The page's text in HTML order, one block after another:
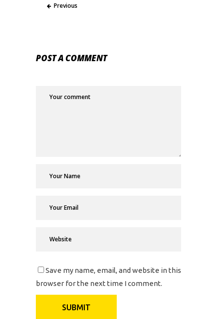
Previous
POST A COMMENT
Save my name, email, and website in this
browser for the next time I comment.